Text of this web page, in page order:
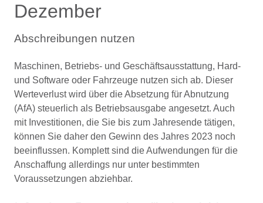
Dezember
Abschreibungen nutzen
Maschinen, Betriebs- und Geschäftsausstattung, Hard-
und Software oder Fahrzeuge nutzen sich ab. Dieser
Werteverlust wird über die Absetzung für Abnutzung
(AfA) steuerlich als Betriebsausgabe angesetzt. Auch
mit Investitionen, die Sie bis zum Jahresende tätigen,
können Sie daher den Gewinn des Jahres 2023 noch
beeinflussen. Komplett sind die Aufwendungen für die
Anschaffung allerdings nur unter bestimmten
Voraussetzungen abziehbar.